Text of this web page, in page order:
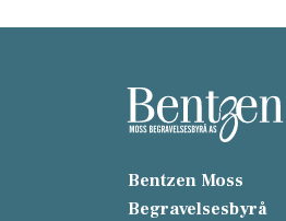
Bentzen Moss
Begravelsesbyrå